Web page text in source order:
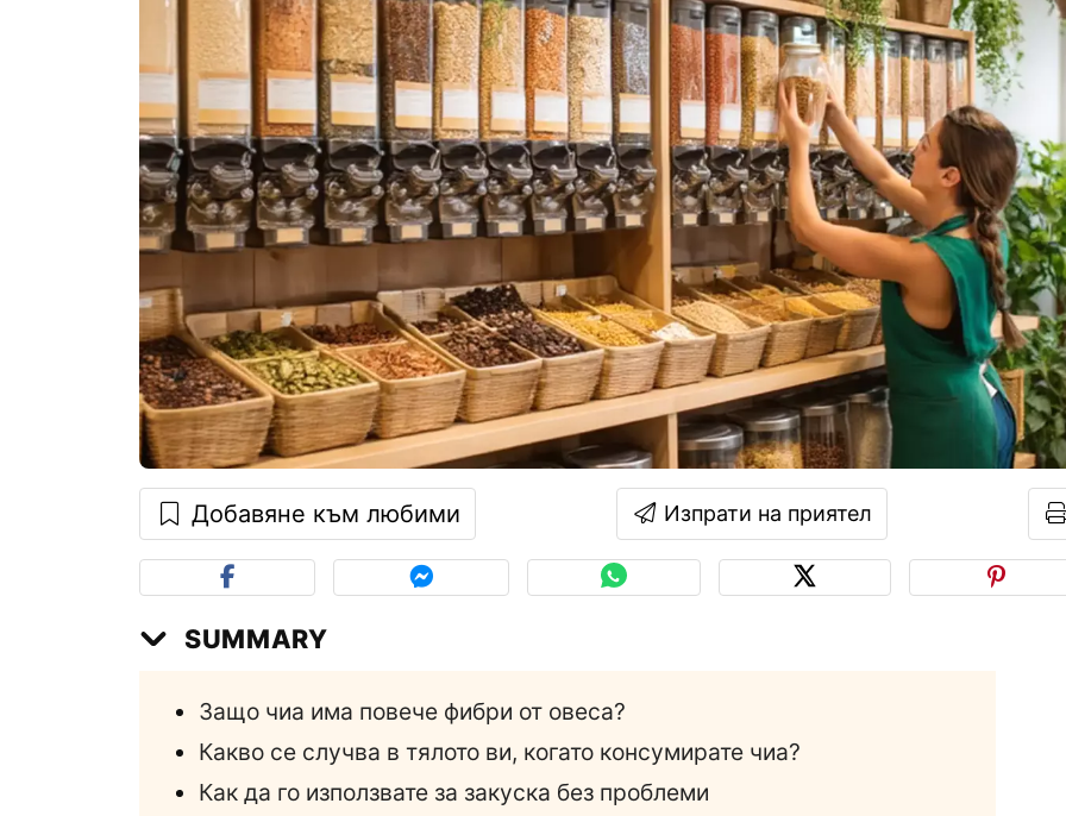
Добавяне към любими Изпрати на приятел
SUMMARY
Защо чиа има повече фибри от овеса?
Какво се случва в тялото ви, когато консумирате чиа?
Как да го използвате за закуска без проблеми